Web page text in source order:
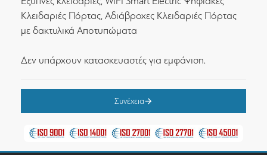
Κλειδαριές Πόρτας, Αδιάβροχες Κλειδαριές Πόρτας
με δακτυλικά Αποτυπώματα
Δεν υπάρχουν κατασκευαστές για εμφάνιση.
Συνέχεια